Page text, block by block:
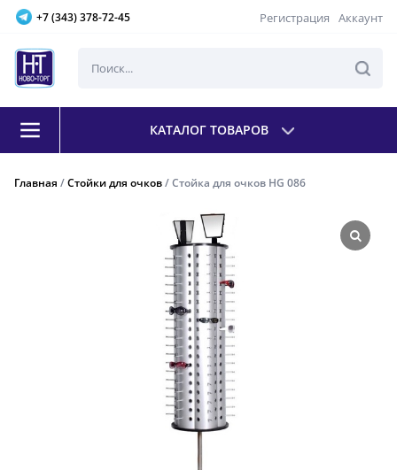
+7 (343) 378-72-45 Регистрация Аккаунт
КАТАЛОГ ТОВАРОВ
Главная /Стойки для очков/ Стойка для очков HG 086